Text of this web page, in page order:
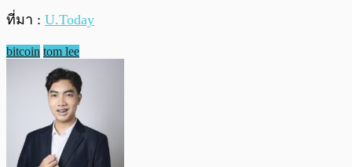
ที่มา : U.Today
bitcoin tom lee